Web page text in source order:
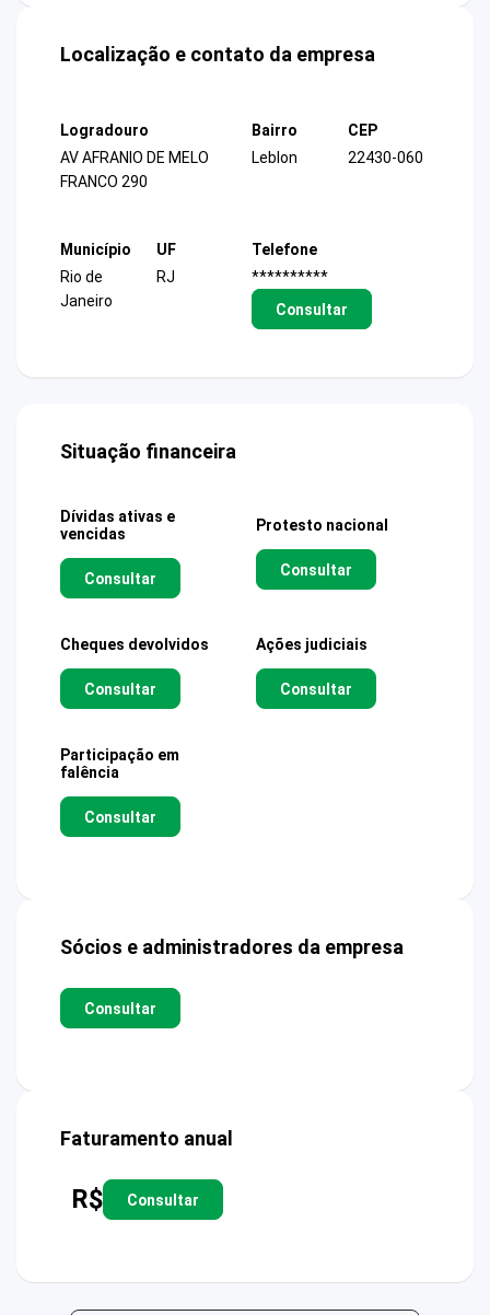
Localização e contato da empresa
Logradouro
AV AFRANIO DE MELO
FRANCO 290
Bairro
Leblon
CEP
22430-060
Município
Rio de
Janeiro
UF
RJ
Telefone
**********
Consultar
Situação financeira
Dívidas ativas e
vencidas
Consultar
Protesto nacional
Consultar
Cheques devolvidos
Consultar
Ações judiciais
Consultar
Participação em
falência
Consultar
Sócios e administradores da empresa
Consultar
Faturamento anual
R$ Consultar